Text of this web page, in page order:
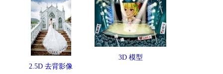
2.5D 去背影像
3D 模型